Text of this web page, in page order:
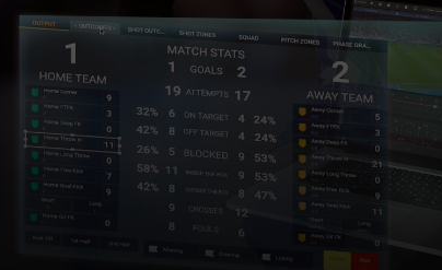
W TYM MODULE
Dowiedz się, jak zoptymalizować przepływy
pracy związane z tagowaniem w dniu
aby uzyskać najbardziej efektywny przegląd
pomeczowy.
3FILMY DOTYCZĄCE PRZEPŁYWU PRACY:
Optymalizacja szablonów tagów i